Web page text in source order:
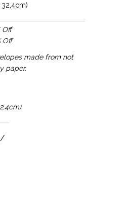
32,4cm)
Off
Off
made from not
paper.
/